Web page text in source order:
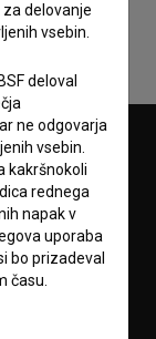
delovanje
vsebin.
deloval
ne odgovarja
vsebin.
kakršnokoli
rednega
napak v
uporaba
bo prizadeval
času.